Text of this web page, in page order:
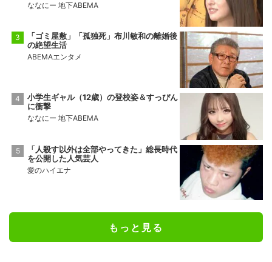
ななにー 地下ABEMA
「ゴミ屋敷」「孤独死」布川敏和の離婚後
の絶望生活
ABEMAエンタメ
小学生ギャル（12歳）の登校姿＆すっぴん
に衝撃
ななにー 地下ABEMA
「人殺す以外は全部やってきた」総長時代
を公開した人気芸人
愛のハイエナ
もっと見る